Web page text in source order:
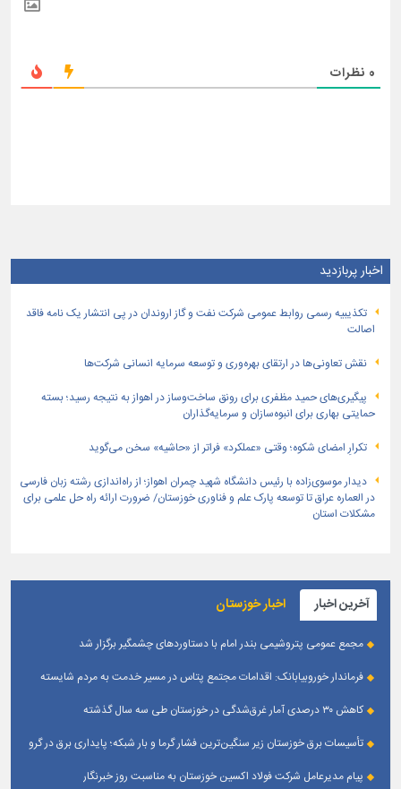
0 نظرات
اخبار پربازدید
تكذیبیه رسمی روابط عمومی شركت نفت و گاز اروندان در پی انتشار یک نامه فاقد
اصالت
نقش تعاونی‌ها در ارتقای بهره‌وری و توسعه سرمایه انسانی شرکت‌ها
پیگیری‌های حمید مظفری برای رونق ساخت‌وساز در اهواز به نتیجه رسید؛ بسته
حمایتی بهاری برای انبوه‌سازان و سرمایه‌گذاران
تکرارِ امضای شکوه؛ وقتی «عملکرد» فراتر از «حاشیه» سخن می‌گوید
دیدار موسوی‌زاده با رئیس دانشگاه شهید چمران اهواز؛ از راه‌اندازی رشته زبان فارسی
در العماره عراق تا توسعه پارک علم و فناوری خوزستان/ ضرورت ارائه راه حل علمی برای
مشکلات استان
آخرین اخبار اخبار خوزستان
مجمع عمومی پتروشیمی بندر امام با دستاوردهای چشمگیر برگزار شد
فرماندار خوروبیابانک: اقدامات مجتمع پتاس در مسیر خدمت به مردم شایسته
کاهش ۳۰ درصدی آمار غرق‌شدگی در خوزستان طی سه سال گذشته
تأسیسات برق خوزستان زیر سنگین‌ترین فشار گرما و بار شبکه؛ پایداری برق در گرو
پیام مدیرعامل شرکت فولاد اکسین خوزستان به مناسبت روز خبرنگار